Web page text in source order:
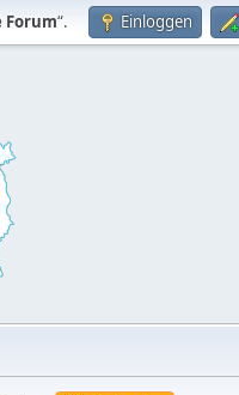
Forum“. Einloggen